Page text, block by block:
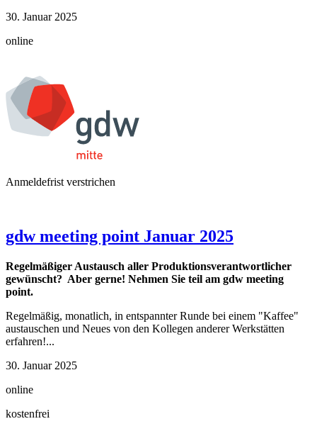
30. Januar 2025
online
Anmeldefrist verstrichen
gdw meeting point Januar 2025
Regelmäßiger Austausch aller Produktionsverantwortlicher
gewünscht? Aber gerne! Nehmen Sie teil am gdw meeting
point.
Regelmäßig, monatlich, in entspannter Runde bei einem "Kaffee"
austauschen und Neues von den Kollegen anderer Werkstätten
erfahren!...
30. Januar 2025
online
kostenfrei